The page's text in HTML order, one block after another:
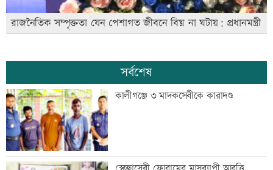
রাজনৈতিক সম্পৃক্ততা যেন পেশাগত জীবনে বিঘ্ন না ঘটায়: প্রধানমন্ত্রী
সর্বশেষ
কালীগঞ্জে ৩ মাদকসেবীকে কারাদণ্ড